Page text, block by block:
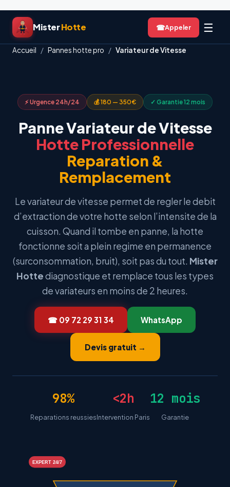
Aller
contenu
MisterHotte ☎ ☰
Accueil / Pannes hotte pro / Variateur de Vitesse
⚡ Urgence 24h/24 💰 180 — 350€ ✓ Garantie 12 mois
Panne Variateur de Vitesse
Hotte Professionnelle
Reparation &
Remplacement
Le variateur de vitesse permet de regler le debit
d’extraction de votre hotte selon l’intensite de la
cuisson. Quand il tombe en panne, la hotte
fonctionne soit a plein regime en permanence
(surconsommation, bruit), soit pas du tout. Mister
Hottediagnostique et remplace tous les types
de variateurs en moins de 2 heures.
☎ 09 72 29 31 34 WhatsApp
Devis gratuit →
98%
Reparations reussies
<2h
Intervention Paris
12 mois
Garantie
EXPERT 24/7